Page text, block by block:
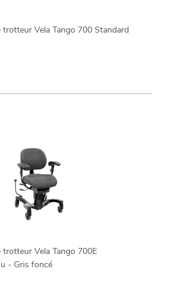
trotteur Vela Tango 700 Standard
trotteur Vela Tango 700E
- Gris foncé